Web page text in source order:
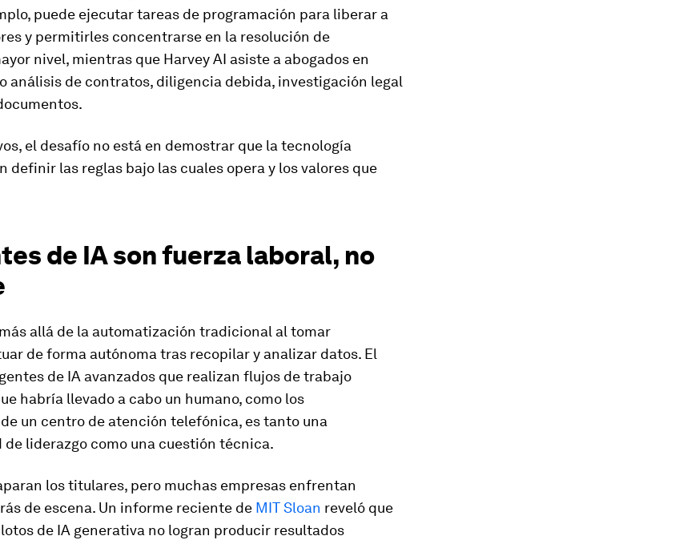
puede ejecutar tareas de programación para liberar a
y permitirles concentrarse en la resolución de
nivel, mientras que Harvey AI asiste a abogados en
análisis de contratos, diligencia debida, investigación legal
el desafío no está en demostrar que la tecnología
definir las reglas bajo las cuales opera y los valores que
de IA son fuerza laboral, no
allá de la automatización tradicional al tomar
de forma autónoma tras recopilar y analizar datos. El
de IA avanzados que realizan flujos de trabajo
habría llevado a cabo un humano, como los
un centro de atención telefónica, es tanto una
liderazgo como una cuestión técnica.
los titulares, pero muchas empresas enfrentan
de escena. Un informe reciente de MIT Sloan reveló que
de IA generativa no logran producir resultados